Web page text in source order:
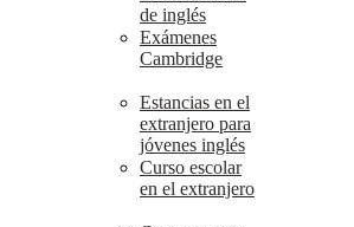
de inglés
Exámenes
Cambridge
Estancias en el
extranjero para
jóvenes inglés
Curso escolar
en el extranjero